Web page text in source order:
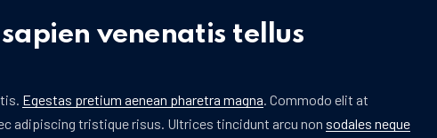
venenatis tellus
Egestas pretium aenean pharetra magna. Commodo elit at
adipiscing tristique risus. Ultrices tincidunt arcu non sodales neque